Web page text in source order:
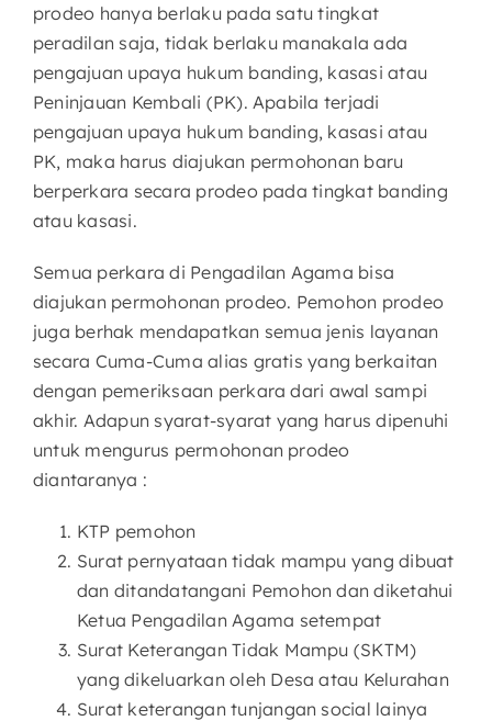
prodeo hanya berlaku pada satu tingkat
peradilan saja, tidak berlaku manakala ada
pengajuan upaya hukum banding, kasasi atau
Peninjauan Kembali (PK). Apabila terjadi
pengajuan upaya hukum banding, kasasi atau
PK, maka harus diajukan permohonan baru
berperkara secara prodeo pada tingkat banding
atau kasasi.
Semua perkara di Pengadilan Agama bisa
diajukan permohonan prodeo. Pemohon prodeo
juga berhak mendapatkan semua jenis layanan
secara Cuma-Cuma alias gratis yang berkaitan
dengan pemeriksaan perkara dari awal sampi
akhir. Adapun syarat-syarat yang harus dipenuhi
untuk mengurus permohonan prodeo
diantaranya :
KTP pemohon
Surat pernyataan tidak mampu yang dibuat
dan ditandatangani Pemohon dan diketahui
Ketua Pengadilan Agama setempat
Surat Keterangan Tidak Mampu (SKTM)
yang dikeluarkan oleh Desa atau Kelurahan
Surat keterangan tunjangan social lainya